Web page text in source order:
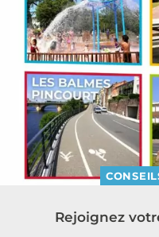
Rejoignez